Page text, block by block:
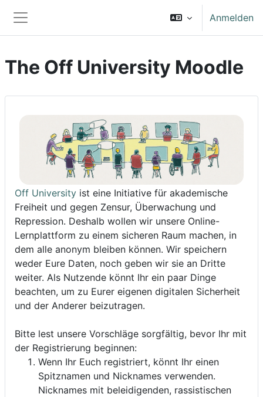
Website-Übersicht
Anmelden
The Off University Moodle
Off University ist eine Initiative für akademische
Freiheit und gegen Zensur, Überwachung und
Repression. Deshalb wollen wir unsere Online-
Lernplattform zu einem sicheren Raum machen, in
dem alle anonym bleiben können. Wir speichern
weder Eure Daten, noch geben wir sie an Dritte
weiter. Als Nutzende könnt Ihr ein paar Dinge
beachten, um zu Eurer eigenen digitalen Sicherheit
und der Anderer beizutragen.
Bitte lest unsere Vorschläge sorgfältig, bevor Ihr mit
der Registrierung beginnen:
Wenn Ihr Euch registriert, könnt Ihr einen
Spitznamen und Nicknames verwenden.
Nicknames mit beleidigenden, rassistischen